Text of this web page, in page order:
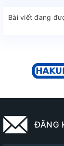
Bài viết đang
ĐĂNG